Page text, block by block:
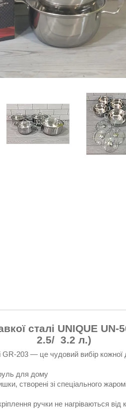
сталі UNIQUE
2.5/ 3.2 л.)
GR-203 — це чудовий вибір кожної
для дому
створені зі спеціального
ручки не нагріваються від